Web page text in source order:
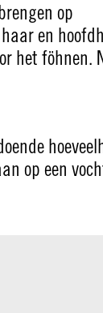
op
en
het föhnen.
op een